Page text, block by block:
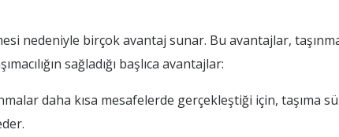
nedeniyle birçok avantaj sunar. Bu avantajlar,
sağladığı başlıca avantajlar:
daha kısa mesafelerde gerçekleştiği için, taşıma